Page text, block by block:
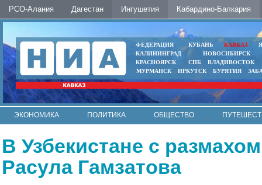
РСО-Алания Дагестан Ингушетия Кабардино-Балкария
ФЕДЕРАЦИЯ КУБАНЬ КАВКАЗ
КАЛИНИНГРАД
НОВОСИБИРСК
КРАСНОЯРСК
СПБ
ВЛАДИВОСТОК
МУРМАНСК
ИРКУТСК БУРЯТИЯ
ЭКОНОМИКА ПОЛИТИКА ОБЩЕСТВО
В Узбекистане с
Расула Гамзатова